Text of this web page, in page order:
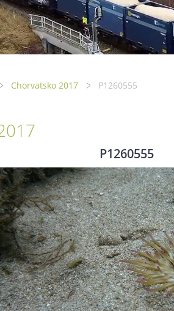
Chorvatsko 2017 P1260555
P1260555